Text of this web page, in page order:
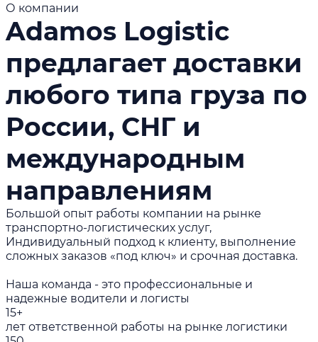
О компании
Adamos Logistic
предлагает доставки
любого типа груза по
России, СНГ и
международным
направлениям
Большой опыт работы компании на рынке
транспортно-логистических услуг,
Индивидуальный подход к клиенту, выполнение
сложных заказов «под ключ» и срочная доставка.
Наша команда - это профессиональные и
надежные водители и логисты
15+
лет ответственной работы на рынке логистики